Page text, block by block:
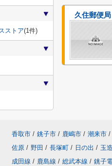
久住郵便局
ストア(1件)
香取市 / 銚子市 / 鹿嶋市 / 潮来市 /
佐原 / 野田 / 長塚町 / 日の出 / 玉造
成田線 / 鹿島線 / 総武本線 / 銚子